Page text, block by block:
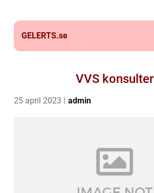
GELERTS.se
VVS konsulter
25 april 2023 admin